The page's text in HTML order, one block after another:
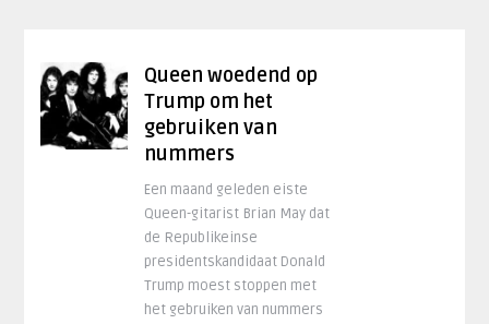
Queen woedend op
Trump om het
gebruiken van
nummers
Een maand geleden eiste
Queen-gitarist Brian May dat
de Republikeinse
presidentskandidaat Donald
Trump moest stoppen met
het gebruiken van nummers